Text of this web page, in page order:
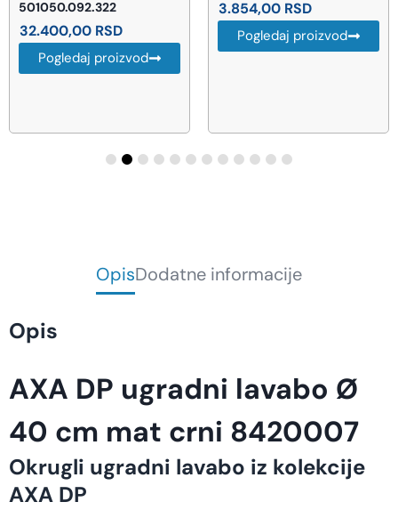
501050.092.322
32.400,00 RSD
Pogledaj proizvod
3.854,00 RSD
Pogledaj proizvod
OpisDodatne informacije
Opis
AXA DP ugradni lavabo Ø
40 cm mat crni 8420007
Okrugli ugradni lavabo iz kolekcije
AXA DP